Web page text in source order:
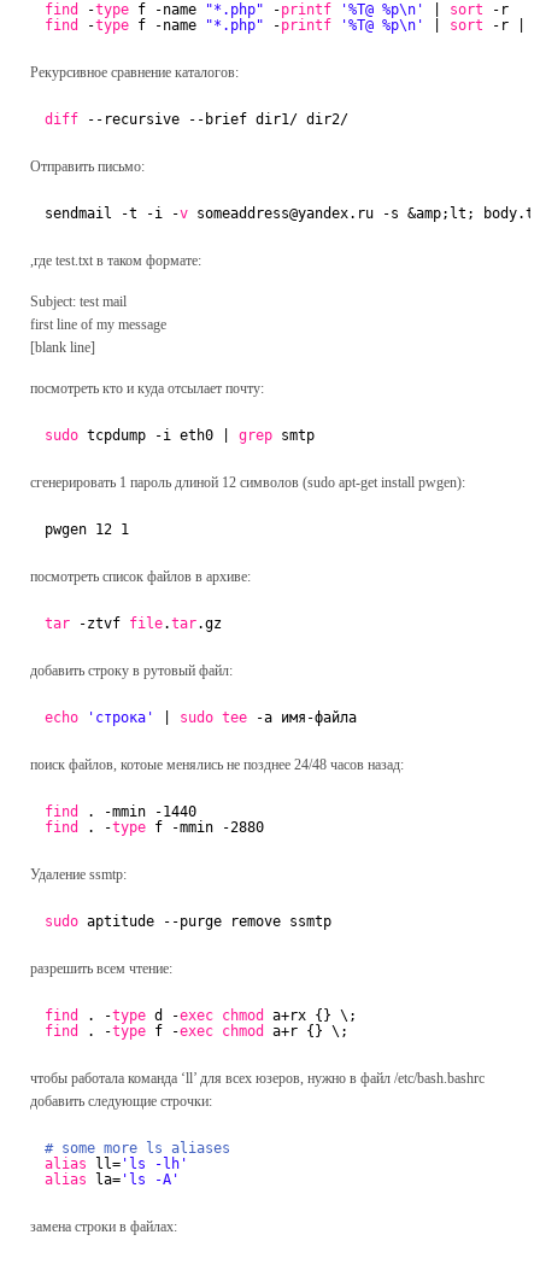
find -type f -name "*.php" -printf '%T@ %p\n' sort
-r
find
-type f -name "*.php" -printf '%T@ %p\n' sort -r |
Рекурсивное сравнение каталогов:
diff --recursive --brief dir1/ dir2/
Отправить письмо:
sendmail -t -i -v someaddress@yandex.ru -s &amp;lt;
,где test.txt в таком формате:
Subject: test mail
first line of my message
[blank line]
посмотреть кто и куда отсылает почту:
sudo tcpdump -i eth0 | grep smtp
сгенерировать 1 пароль длиной 12 символов (sudo apt-get install pwgen):
pwgen 12 1
посмотреть список файлов в архиве:
tar -ztvf file.tar.gz
добавить строку в рутовый файл:
echo 'строка' sudo tee -a имя-файла
поиск файлов, котоые менялись не позднее 24/48 часов назад:
find
. -mmin -1440
find
. -type f -mmin -2880
Удаление ssmtp:
sudo aptitude --purge remove ssmtp
разрешить всем чтение:
find . -type d -exec chmod
a+rx {} \;
find
. -type f -exec chmod a+r {} \;
чтобы работала команда ‘ll’ для всех юзеров, нужно в файл /etc/bash.bashrc
добавить следующие строчки:
# some more ls aliases
alias
ll= 'ls -lh'
alias
la= 'ls -A'
замена строки в файлах: